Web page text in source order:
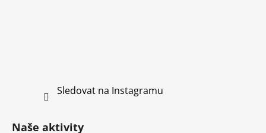
Sledovat na Instagramu
Naše aktivity